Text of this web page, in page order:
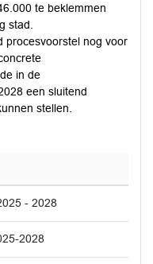
te beklemmen
stad.
procesvoorstel nog voor
in de
een sluitend
stellen.
- 2028
2028